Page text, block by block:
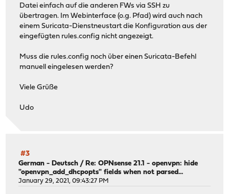
Datei einfach auf die anderen FWs via SSH zu
übertragen. Im Webinterface (o.g. Pfad) wird auch nach
einem Suricata-Dienstneustart die Konfiguration aus der
eingefügten rules.config nicht angezeigt.
Muss die rules.config noch über einen Suricata-Befehl
manuell eingelesen werden?
Viele Grüße
Udo
#3
German - Deutsch /Re: OPNsense 21.1 - openvpn: hide
"openvpn_add_dhcpopts" fields when not parsed...
January 29, 2021, 09:43:27 PM